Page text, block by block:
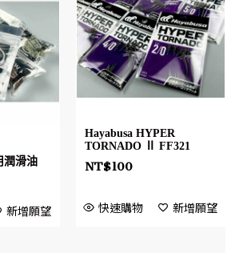
潤滑油
新增願望
Hayabusa HYPER
TORNADO Ⅱ FF321
NT$100
快速購物 新增願望